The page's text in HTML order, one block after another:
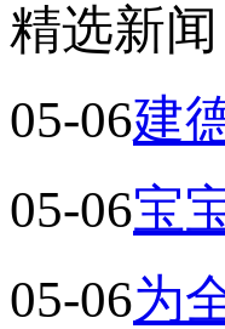
精选新闻
05-06建
05-06宝
05-06为